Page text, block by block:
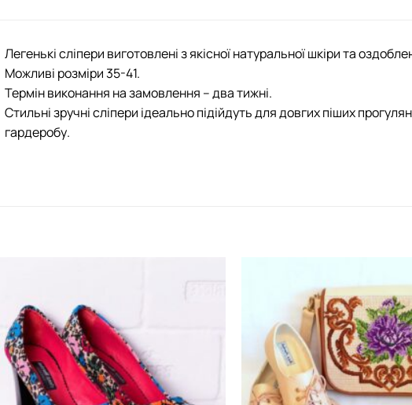
Легенькі сліпери виготовлені з якісної натуральної шкіри та
Можливі розміри 35-41.
Термін виконання на замовлення – два тижні.
Стильні зручні сліпери ідеально підійдуть для довгих піших
гардеробу.